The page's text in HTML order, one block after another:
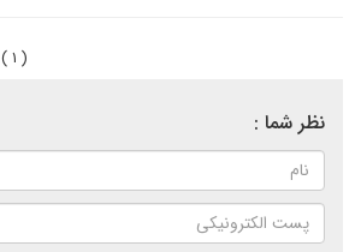
( ۱ )
نظر شما :